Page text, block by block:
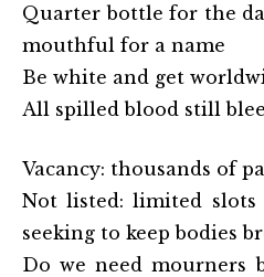
Quarter bottle for the
mouthful for a name
Be white and get
All spilled blood still
Vacancy: thousands of
Not listed: limited slots
seeking to keep bodies
Do we need mourners